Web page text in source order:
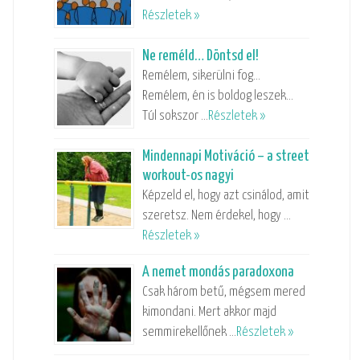
Részletek »
Ne reméld… Döntsd el!
Remélem, sikerülni fog…
Remélem, én is boldog leszek…
Túl sokszor …Részletek »
Mindennapi Motiváció – a street
workout-os nagyi
Képzeld el, hogy azt csinálod, amit
szeretsz. Nem érdekel, hogy …
Részletek »
A nemet mondás paradoxona
Csak három betű, mégsem mered
kimondani. Mert akkor majd
semmirekellőnek …Részletek »